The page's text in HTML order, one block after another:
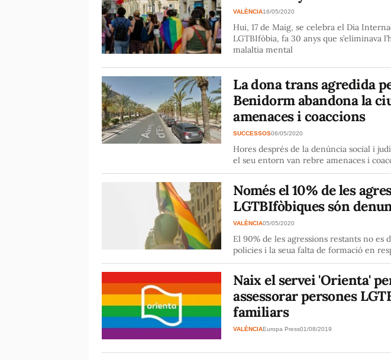
VALÈNCIA16/05/2020
Hui, 17 de Maig, se celebra el Dia
LGTBIfòbia, fa 30 anys que s’eliminava
malaltia mental
La dona trans agredida
Benidorm abandona la
amenaces i coaccions
SUCCESSOS06/05/2020
Hores després de la denúncia social i
el seu entorn van rebre amenaces i
Només el 10% de les
LGTBIfòbiques són
VALÈNCIA05/05/2020
El 90% de les agressions restants no es
policies i la seua falta de formació en
Naix el servei 'Orienta'
assessorar persones
familiars
VALÈNCIAEuropa Press01/08/2019